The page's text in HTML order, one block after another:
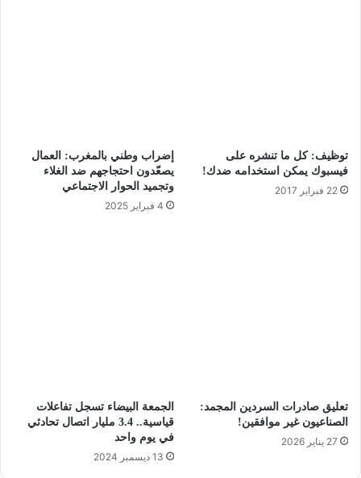
توظيف: كل ما تنشره على
فيسبوك يمكن استخدامه ضدك!
22 فبراير 2017
إضراب وطني بالمغرب: العمال
يصعّدون احتجاجهم ضد الغلاء
وتجميد الحوار الاجتماعي
4 فبراير 2025
تعليق صادرات السردين المجمد:
الصناعيون غير موافقين!
27 يناير 2026
الجمعة البيضاء تسجل تفاعلات
قياسية.. 3.4 مليار اتصال تحادثي
في يوم واحد
13 ديسمبر 2024